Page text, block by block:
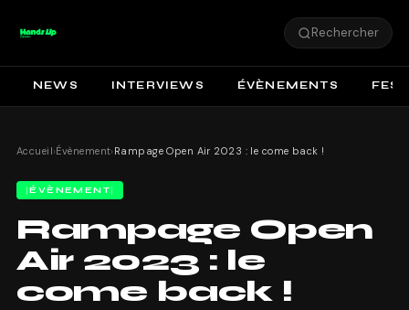
Rechercher
NEWS INTERVIEWS ÉVÈNEMENTS
Accueil›Évènement› Rampage Open Air 2023 : le come back !
ÉVÈNEMENT
Rampage Open
Air 2023 : le
come back !